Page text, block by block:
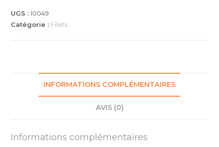
UGS : I0049
Catégorie : Filets
INFORMATIONS COMPLÉMENTAIRES
AVIS (0)
Informations complémentaires